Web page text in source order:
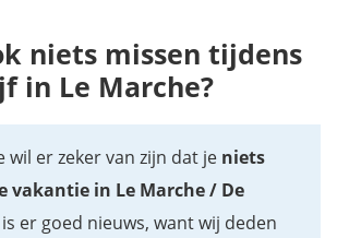
niets missen tijdens
in Le Marche?
wil er zeker van zijn dat je niets
vakantie in Le Marche / De
is er goed nieuws, want wij deden